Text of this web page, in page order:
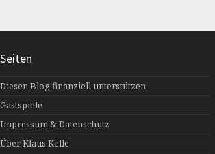
Seiten
Diesen Blog finanziell unterstützen
Gastspiele
Impressum & Datenschutz
Über Klaus Kelle